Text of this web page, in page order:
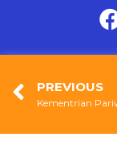
PREVIOUS